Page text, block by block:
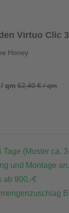
Virtuo Clic
Honey
/ qm 62,40 € / qm
Tage (Muster ca.
und Montage an.
ab 900,-€